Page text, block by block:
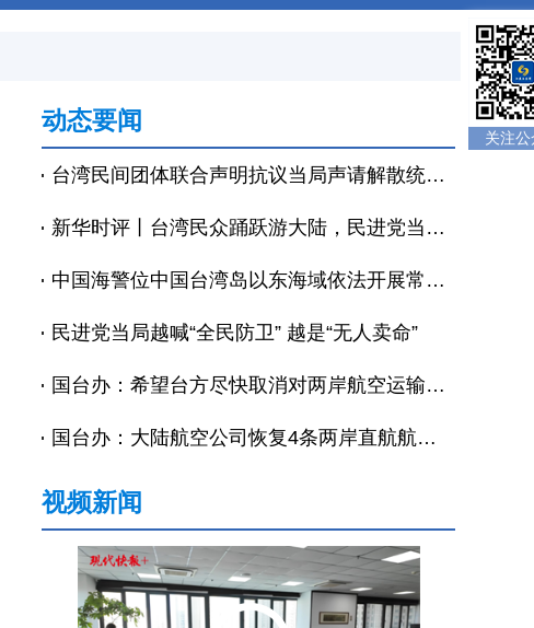
动态要闻
台湾民间团体联合声明抗议当局声请解散统派政党
新华时评丨台湾民众踊跃游大陆，民进党当局恐吓当休矣
中国海警位中国台湾岛以东海域依法开展常态化执法巡查
民进党当局越喊“全民防卫” 越是“无人卖命”
国台办：希望台方尽快取消对两岸航空运输不合理限制
国台办：大陆航空公司恢复4条两岸直航航线备受欢迎
视频新闻
关注